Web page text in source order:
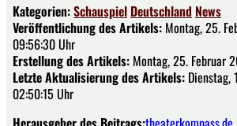
Kategorien:Schauspiel Deutschland News
Veröffentlichung des Artikels: Montag, 25.
09:56:30 Uhr
Erstellung des Artikels: Montag, 25. Februar
Letzte Aktualisierung des Artikels: Dienstag,
02:50:15 Uhr